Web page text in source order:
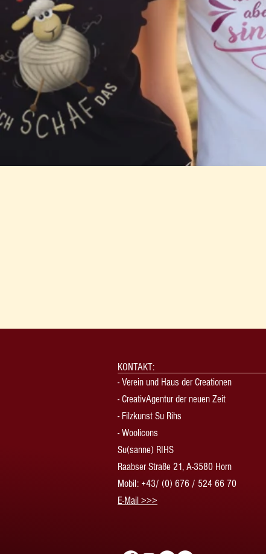
KONTAKT:
- Verein und Haus der Creationen
- CreativAgentur der neuen Zeit
- Filzkunst Su Rihs
- Woolicons
Su(sanne) RIHS
Raabser Straße 21, A-3580 Horn
Mobil: +43/ (0) 676 / 524 66 70
​E-Mail >>>